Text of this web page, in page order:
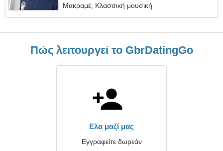
Μακραμέ, Κλασσική μουσική
Πώς λειτουργεί το GbrDatingGo
Ελα μαζί μας
Εγγραφείτε δωρεάν